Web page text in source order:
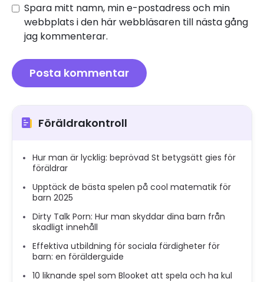
Spara mitt namn, min e-postadress och min
webbplats i den här webbläsaren till nästa gång
jag kommenterar.
Föräldrakontroll
Hur man är lycklig: beprövad St betygsätt gies för
föräldrar
Upptäck de bästa spelen på cool matematik för
barn 2025
Dirty Talk Porn: Hur man skyddar dina barn från
skadligt innehåll
Effektiva utbildning för sociala färdigheter för
barn: en förälderguide
10 liknande spel som Blooket att spela och ha kul